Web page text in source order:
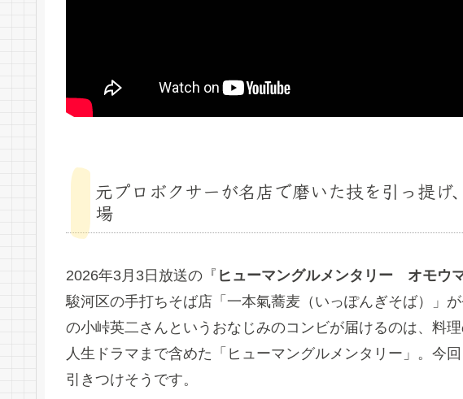
元プロボクサーが名店で磨いた技を引っ提げ
場
2026年3月3日放送の『 ヒューマングルメンタリー オモウ
駿河区の手打ちそば店「一本氣蕎麦（いっぽんぎそば）」
の小峠英二さんというおなじみのコンビが届けるのは、料
人生ドラマまで含めた「ヒューマングルメンタリー」。今
引きつけそうです。